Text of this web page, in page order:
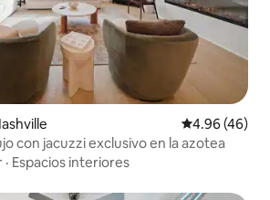
Calificación
4.96 (46)
con jacuzzi exclusivo en la azotea
· Espacios interiores